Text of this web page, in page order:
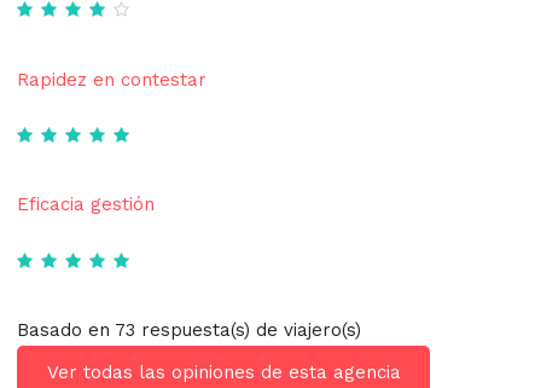
Rapidez en contestar
Eficacia gestión
Basado en 73 respuesta(s) de viajero(s)
Ver todas las opiniones de esta agencia